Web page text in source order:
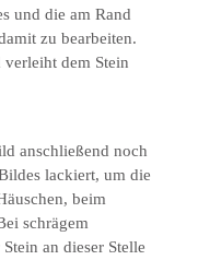
und die am Rand
zu bearbeiten.
dem Stein
anschließend noch
lackiert, um die
beim
schrägem
an dieser Stelle